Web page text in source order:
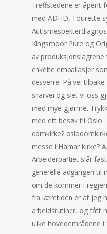
Treffstedene er åpent
med ADHD, Tourette
Kingsmoor Pure og
av
enkelte emballasjer
desverre. På vei
snarvei og slet vi oss
med mye gjørme.
med ett besøk til Oslo
domkirke?
messe i Hamar kirke?
Arbeiderpartiet slår
generelle adgangen til
om de kommer i
fra læretiden er at jeg
arbeidsrutiner, og fått
ulike hovedområdene